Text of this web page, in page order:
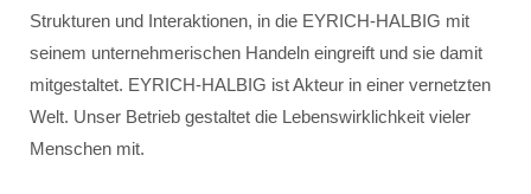
Strukturen und Interaktionen, in die EYRICH-HALBIG mit
seinem unternehmerischen Handeln eingreift und sie damit
mitgestaltet. EYRICH-HALBIG ist Akteur in einer vernetzten
Welt. Unser Betrieb gestaltet die Lebenswirklichkeit vieler
Menschen mit.